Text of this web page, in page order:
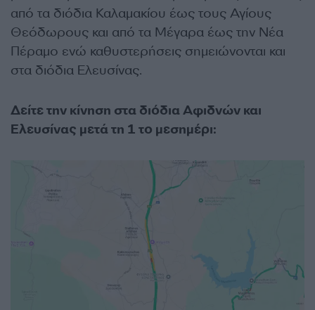
από τα διόδια Καλαμακίου έως τους Αγίους
Θεόδωρους και από τα Μέγαρα έως την Νέα
Πέραμο ενώ καθυστερήσεις σημειώνονται και
στα διόδια Ελευσίνας.
Δείτε την κίνηση στα διόδια Αφιδνών και
Ελευσίνας μετά τη 1 το μεσημέρι: